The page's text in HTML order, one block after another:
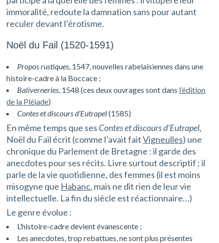
immoralité, redoute la damnation sans pour autant
reculer devant l’érotisme.
Noël du Fail (1520-1591)
Propos rustiques, 1547, nouvelles rabelaisiennes dans une
histoire-cadre à la Boccace ;
Baliverneries, 1548 (ces deux ouvrages sont dans l’édition
de la Pléiade)
Contes et discours d’Eutrapel(1585)
En même temps que ses Contes et discours d’Eutrapel,
Noël du Fail écrit (comme l’avait faitVigneulles) une
chronique du Parlement de Bretagne : il garde des
anecdotes pour ses récits. Livre surtout descriptif ; il
parle de la vie quotidienne, des femmes (il est moins
misogyne que Habanc, mais ne dit rien de leur vie
intellectuelle. La fin du siècle est réactionnaire…)
Le genre évolue :
L’histoire-cadre devient évanescente ;
Les anecdotes, trop rebattues, ne sont plus présentes